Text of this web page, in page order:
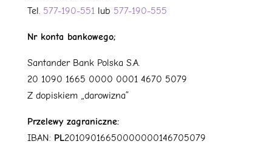
Tel. 577-190-551lub 577-190-555
Nr konta bankowego;
Santander Bank Polska S.A.
20 1090 1665 0000 0001 4670 5079
Z dopiskiem „darowizna”
Przelewy zagraniczne:
IBAN: PL20109016650000000146705079